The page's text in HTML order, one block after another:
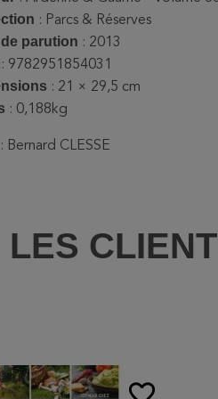
: Parcs & Réserves
de parution : 2013
: 9782951854031
: 21 × 29,5 cm
: 0,188kg
: Bernard CLESSE
LES